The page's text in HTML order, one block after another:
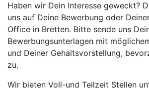
Haben wir Dein Interesse geweckt?
uns auf Deine Bewerbung oder
Office in Bretten. Bitte sende uns
Bewerbungsunterlagen mit
und Deiner Gehaltsvorstellung,
zu.
Wir bieten Voll-und Teilzeit Stellen